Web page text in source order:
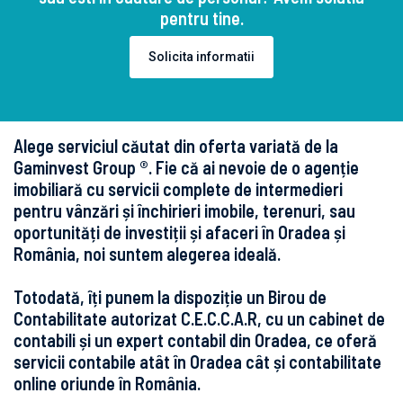
pentru tine.
Solicita informatii
Alege serviciul căutat din oferta variată de la
Gaminvest Group ®. Fie că ai nevoie de o agenție
imobiliară cu servicii complete de intermedieri
pentru vânzări și închirieri imobile, terenuri, sau
oportunități de investiții și afaceri în Oradea și
România, noi suntem alegerea ideală.
Totodată, îți punem la dispoziție un Birou de
Contabilitate autorizat C.E.C.C.A.R, cu un cabinet de
contabili și un expert contabil din Oradea, ce oferă
servicii contabile atât în Oradea cât și contabilitate
online oriunde în România.